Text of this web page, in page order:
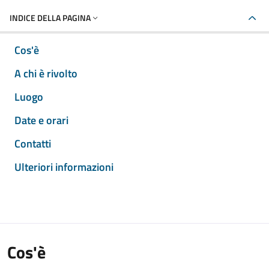
INDICE DELLA PAGINA
Cos'è
A chi è rivolto
Luogo
Date e orari
Contatti
Ulteriori informazioni
Cos'è